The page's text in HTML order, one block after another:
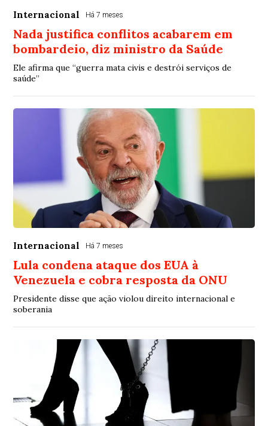
Internacional Há 7 meses
Nada justifica conflitos acabarem em
bombardeio, diz ministro da Saúde
Ele afirma que “guerra mata civis e destrói serviços de
saúde”
Internacional Há 7 meses
Lula condena ataque dos EUA à
Venezuela e cobra resposta da ONU
Presidente disse que ação violou direito internacional e
soberania